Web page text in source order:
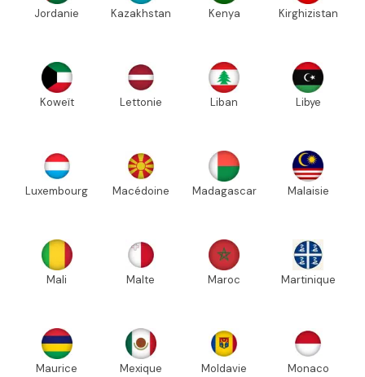
Jordanie Kazakhstan Kenya Kirghizistan
Koweït Lettonie Liban Libye
Luxembourg Macédoine Madagascar Malaisie
Mali Malte Maroc Martinique
Maurice Mexique Moldavie Monaco